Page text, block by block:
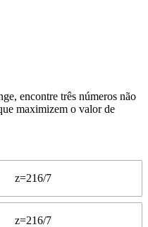
encontre três números não
maximizem o valor de
7
7